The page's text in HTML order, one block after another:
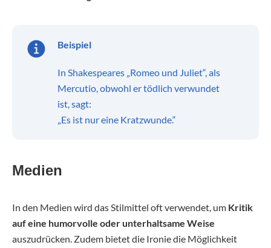
Beispiel
In Shakespeares „Romeo und Juliet“, als
Mercutio, obwohl er tödlich verwundet
ist, sagt:
„Es ist nur eine Kratzwunde.“
Medien
In den Medien wird das Stilmittel oft verwendet, um Kritik
auf eine humorvolle oder unterhaltsame Weise
auszudrücken. Zudem bietet die Ironie die Möglichkeit